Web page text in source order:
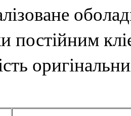
постійним